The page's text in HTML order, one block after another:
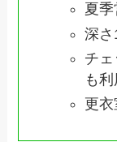
夏
深さ
チ
も
更衣